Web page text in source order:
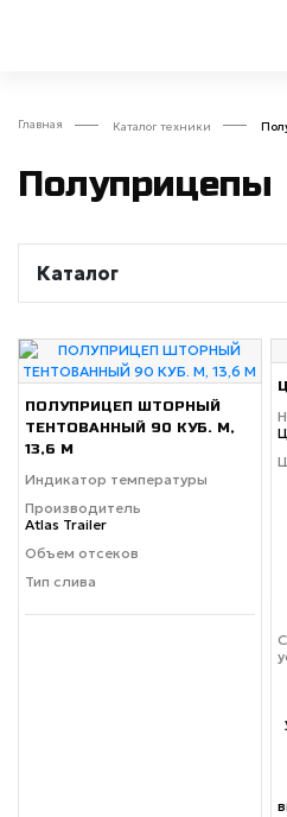
Главная Каталог техники
Полуприцепы
Каталог
ПОЛУПРИЦЕП ШТОРНЫЙ
ТЕНТОВАННЫЙ 90 КУБ. М,
13,6 М
Индикатор температуры
Производитель
Atlas Trailer
Объем отсеков
Тип слива